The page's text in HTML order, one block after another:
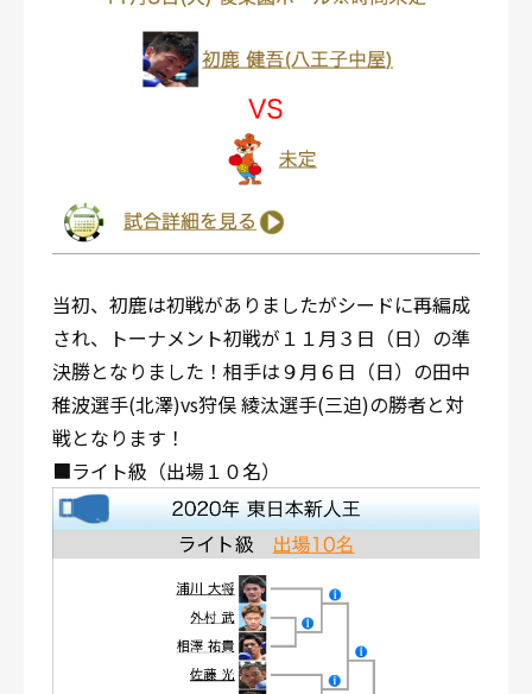
当初、初鹿は初戦がありましたがシードに再編成
され、トーナメント初戦が１１月３日（日）の準
決勝となりました！相手は９月６日（日）の田中
稚波選手(北澤)vs狩俣 綾汰選手(三迫)の勝者と対
戦となります！
■ライト級（出場１０名）